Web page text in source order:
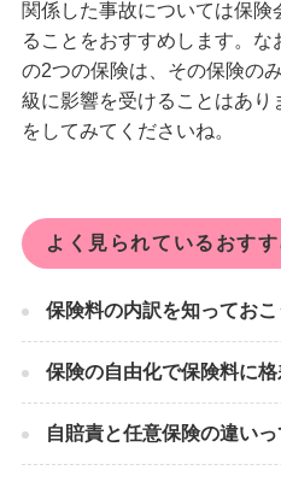
関係した事故については保
ることをおすすめします。
の2つの保険は、その保険の
級に影響を受けることはあり
をしてみてくださいね。
よく見られているおす
保険料の内訳を知っておこ
保険の自由化で保険料に格
自賠責と任意保険の違いっ